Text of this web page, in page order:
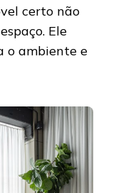
certo não
Ele
o ambiente e